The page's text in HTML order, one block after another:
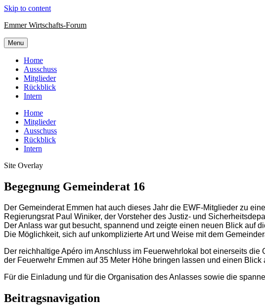
Skip to content
Emmer Wirtschafts-Forum
Menu
Home
Ausschuss
Mitglieder
Rückblick
Intern
Home
Mitglieder
Ausschuss
Rückblick
Intern
Site Overlay
Begegnung Gemeinderat 16
Der Gemeinderat Emmen hat auch dieses Jahr die EWF-Mitglieder zu
Regierungsrat Paul Winiker, der Vorsteher des Justiz- und
Der Anlass war gut besucht, spannend und zeigte einen neuen Blick auf
Die Möglichkeit, sich auf unkomplizierte Art und Weise mit dem
Der reichhaltige Apéro im Anschluss im Feuerwehrlokal bot einerseits
der Feuerwehr Emmen auf 35 Meter Höhe bringen lassen und einen
Für die Einladung und für die Organisation des Anlasses sowie die
Beitragsnavigation